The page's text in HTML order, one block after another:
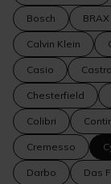
Bosch BRAX
Calvin Klein
Casio
Chesterfield
Colibri
Cremesso
Darbo Das